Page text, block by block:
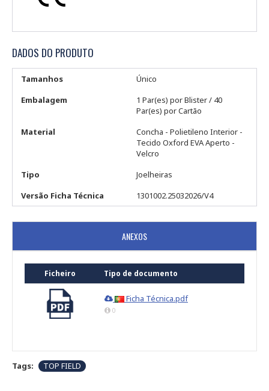
DADOS DO PRODUTO
Tamanhos
Único
Embalagem
1 Par(es) por Blister / 40
Par(es) por Cartão
Material
Concha - Polietileno Interior -
Tecido Oxford EVA Aperto -
Velcro
Tipo
Joelheiras
Versão Ficha Técnica
1301002.25032026/V4
ANEXOS
Ficheiro Tipo de documento
Ficha Técnica.pdf
0
Tags: TOP FIELD